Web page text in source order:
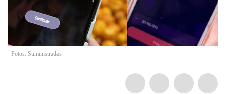
Fotos: Suministradas